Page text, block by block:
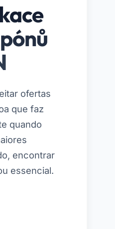
ofertas
que faz
quando
encontrar
essencial.